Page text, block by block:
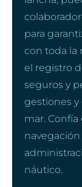
para
con toda la
el registro
seguros y
gestiones
mar.
náutico.